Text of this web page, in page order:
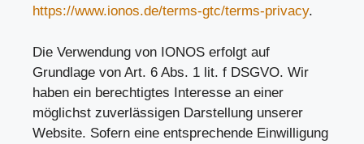
https://www.ionos.de/terms-gtc/terms-privacy.
Die Verwendung von IONOS erfolgt auf
Grundlage von Art. 6 Abs. 1 lit. f DSGVO. Wir
haben ein berechtigtes Interesse an einer
möglichst zuverlässigen Darstellung unserer
Website. Sofern eine entsprechende Einwilligung